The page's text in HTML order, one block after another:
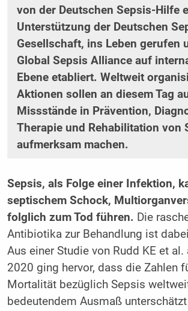
von der Deutschen Sepsis-Hilfe
Unterstützung der Deutschen
Gesellschaft, ins Leben gerufen
Global Sepsis Alliance auf
Ebene etabliert. Weltweit
Aktionen sollen an diesem Tag
Missstände in Prävention,
Therapie und Rehabilitation von
aufmerksam machen.
Sepsis, als Folge einer Infektion,
septischem Schock,
folglich zum Tod führen. Die
Antibiotika zur Behandlung ist
Aus einer Studie von Rudd KE et
2020 ging hervor, dass die Zahlen
Mortalität bezüglich Sepsis
bedeutendem Ausmaß